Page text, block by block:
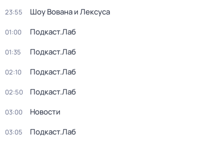
23:55 Шоу Вована и Лексуса
01:00 Подкаст.Лаб
01:35 Подкаст.Лаб
02:10 Подкаст.Лаб
02:50 Подкаст.Лаб
03:00 Новости
03:05 Подкаст.Лаб